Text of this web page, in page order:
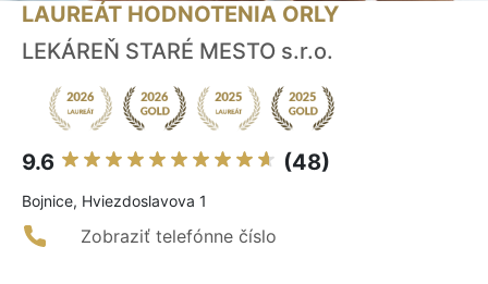
LAUREÁT HODNOTENIA ORLY
LEKÁREŇ STARÉ MESTO s.r.o.
9.6 (48)
Bojnice, Hviezdoslavova 1
Zobraziť telefónne číslo